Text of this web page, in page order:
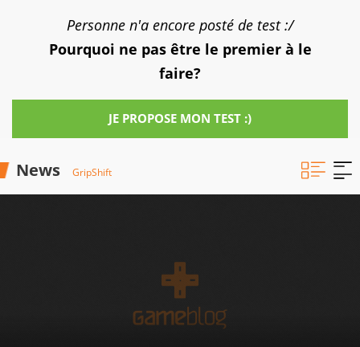
Personne n'a encore posté de test :/
Pourquoi ne pas être le premier à le
faire?
JE PROPOSE MON TEST :)
News GripShift